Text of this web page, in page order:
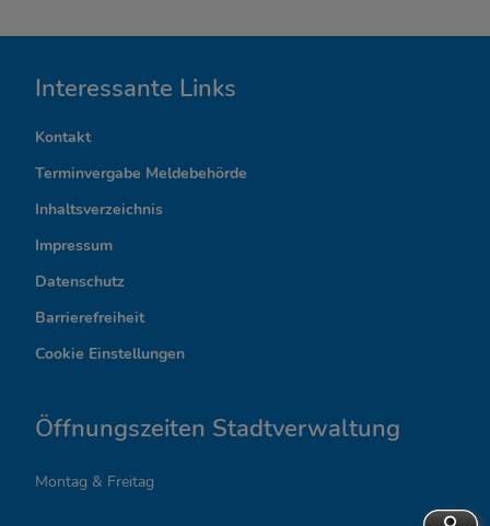
I
n
t
e
r
e
s
a
t
Interessante Links
Kontakt
Terminvergabe Meldebehörde
Inhaltsverzeichnis
Impressum
Datenschutz
Barrierefreiheit
Cookie Einstellungen
Öffnungszeiten Stadtverwaltung
Montag & Freitag